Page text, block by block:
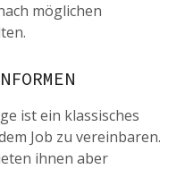
möglichen
ist ein klassisches
Job zu vereinbaren.
ihnen aber